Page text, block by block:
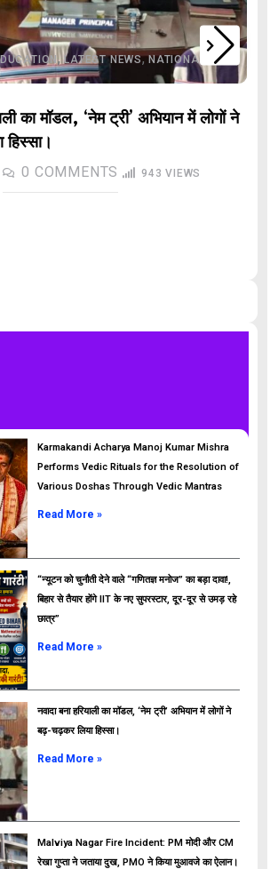
,LATEST NEWS,NATIONAL
का मॉडल, ‘नेम ट्री’ अभियान में लोगों ने
0 COMMENTS 943 VIEWS
ads
Karmakandi Acharya Manoj Kumar Mishra
Performs Vedic Rituals for the Resolution of
Various Doshas Through Vedic Mantras
Read More »
“न्यूटन को चुनौती देने वाले “गणितज्ञ मनोज” का बड़ा दावा!,
बिहार से तैयार होंगे IIT के नए सुपरस्टार, दूर-दूर से उमड़ रहे
छात्र”
Read More »
नवादा बना हरियाली का मॉडल, ‘नेम ट्री’ अभियान में लोगों ने
बढ़-चढ़कर लिया हिस्सा।
Read More »
Malviya Nagar Fire Incident: PM मोदी और CM
रेखा गुप्ता ने जताया दुख, PMO ने किया मुआवजे का ऐलान।